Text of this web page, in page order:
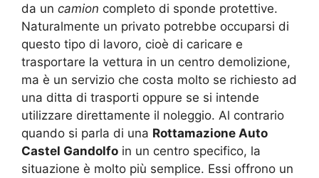
da un camion completo di sponde protettive.
Naturalmente un privato potrebbe occuparsi di
questo tipo di lavoro, cioè di caricare e
trasportare la vettura in un centro demolizione,
ma è un servizio che costa molto se richiesto ad
una ditta di trasporti oppure se si intende
utilizzare direttamente il noleggio. Al contrario
quando si parla di una Rottamazione Auto
Castel Gandolfo in un centro specifico, la
situazione è molto più semplice. Essi offrono un